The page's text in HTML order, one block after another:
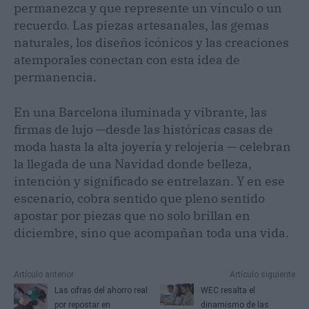
permanezca y que represente un vínculo o un
recuerdo. Las piezas artesanales, las gemas
naturales, los diseños icónicos y las creaciones
atemporales conectan con esta idea de
permanencia.
En una Barcelona iluminada y vibrante, las
firmas de lujo —desde las históricas casas de
moda hasta la alta joyería y relojería — celebran
la llegada de una Navidad donde belleza,
intención y significado se entrelazan. Y en ese
escenario, cobra sentido que pleno sentido
apostar por piezas que no solo brillan en
diciembre, sino que acompañan toda una vida.
Artículo anterior
Las cifras del ahorro real
por repostar en
Artículo siguiente
WEC resalta el
dinamismo de las